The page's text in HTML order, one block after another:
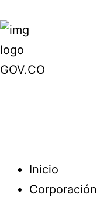
Inicio
Corporación